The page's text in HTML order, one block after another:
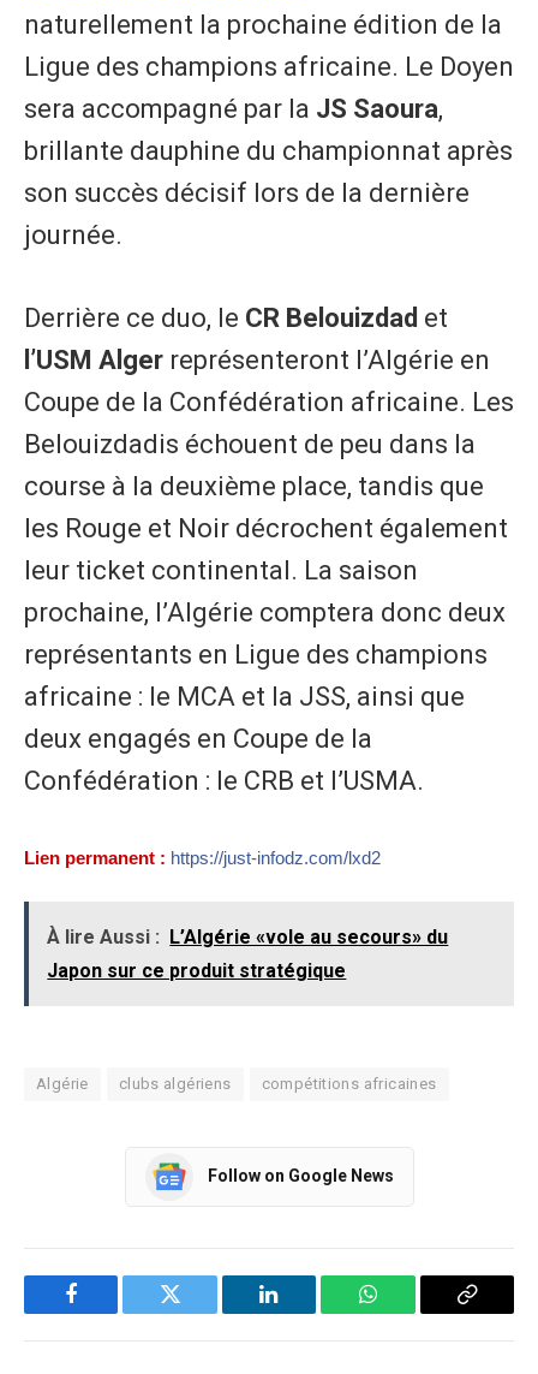
naturellement la prochaine édition de la
Ligue des champions africaine. Le Doyen
sera accompagné par la JS Saoura,
brillante dauphine du championnat après
son succès décisif lors de la dernière
journée.
Derrière ce duo, le CR Belouizdad et
l’USM Alger représenteront l’Algérie en
Coupe de la Confédération africaine. Les
Belouizdadis échouent de peu dans la
course à la deuxième place, tandis que
les Rouge et Noir décrochent également
leur ticket continental. La saison
prochaine, l’Algérie comptera donc deux
représentants en Ligue des champions
africaine : le MCA et la JSS, ainsi que
deux engagés en Coupe de la
Confédération : le CRB et l’USMA.
Lien permanent : https://just-infodz.com/lxd2
À lire Aussi : L’Algérie «vole au secours» du
Japon sur ce produit stratégique
Algérie clubs algériens compétitions africaines
Follow on Google News
Facebook Twitter LinkedIn WhatsApp Copy